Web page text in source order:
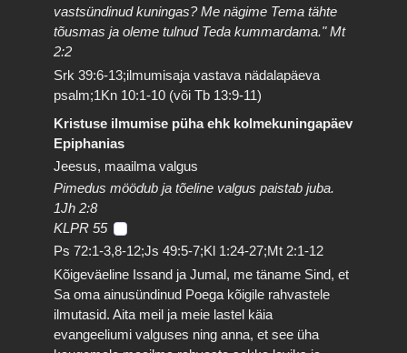
vastsündinud kuningas? Me nägime Tema tähte
tõusmas ja oleme tulnud Teda kummardama." Mt
2:2
Srk 39:6-13;ilmumisaja vastava nädalapäeva
psalm;1Kn 10:1-10 (või Tb 13:9-11)
Kristuse ilmumise püha ehk kolmekuningapäev
Epiphanias
Jeesus, maailma valgus
Pimedus möödub ja tõeline valgus paistab juba.
1Jh 2:8
KLPR 55
Ps 72:1-3,8-12;Js 49:5-7;Kl 1:24-27;Mt 2:1-12
Kõigeväeline Issand ja Jumal, me täname Sind, et
Sa oma ainusündinud Poega kõigile rahvastele
ilmutasid. Aita meil ja meie lastel käia
evangeeliumi valguses ning anna, et see üha